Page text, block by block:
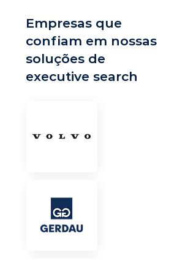
Empresas que
confiam em nossas
soluções de
executive search